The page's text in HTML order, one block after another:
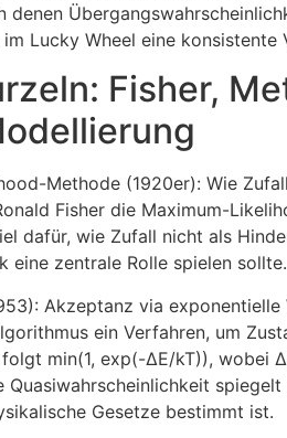
denen
Lucky Wheel eine konsistente
Fisher,
Methode (1920er): Wie
Fisher die Maximum-
dafür, wie Zufall nicht als
eine zentrale Rolle spielen sollte.
Akzeptanz via exponentielle
ein Verfahren, um
folgt min(1, exp(-ΔE/kT)),
Gesetze bestimmt ist.